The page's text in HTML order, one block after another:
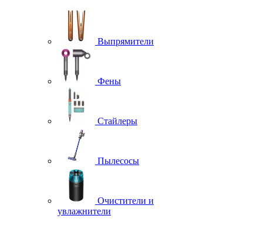
Выпрямители
Фены
Стайлеры
Пылесосы
Очистители и
увлажнители